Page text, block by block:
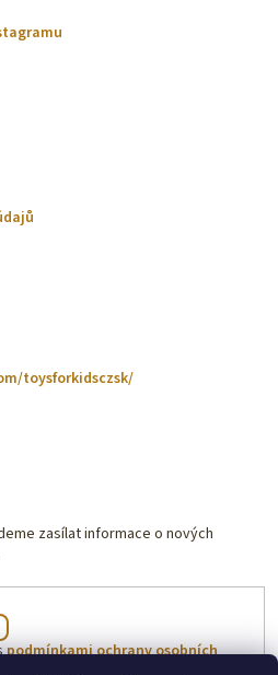
toysforkidsczsk/
zasílat informace o nových
podmínkami ochrany osobních